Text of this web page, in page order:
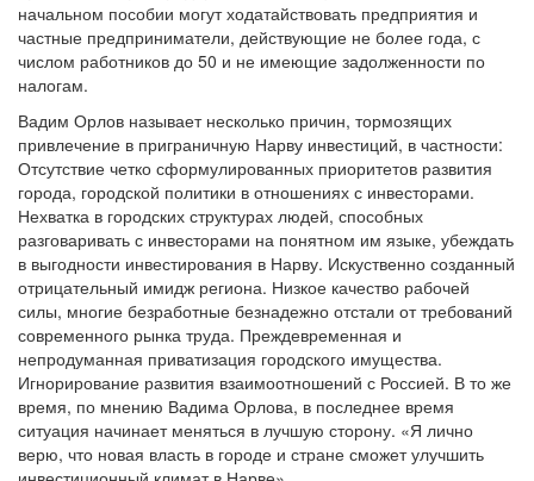
начальном пособии могут ходатайствовать предприятия и
частные предприниматели, действующие не более года, с
числом работников до 50 и не имеющие задолженности по
налогам.
Вадим Орлов называет несколько причин, тормозящих
привлечение в приграничную Нарву инвестиций, в частности:
Отсутствие четко сформулированных приоритетов развития
города, городской политики в отношениях с инвесторами.
Нехватка в городских структурах людей, способных
разговаривать с инвесторами на понятном им языке, убеждать
в выгодности инвестирования в Нарву. Искуственно созданный
отрицательный имидж региона. Низкое качество рабочей
силы, многие безработные безнадежно отстали от требований
современного рынка труда. Преждевременная и
непродуманная приватизация городского имущества.
Игнорирование развития взаимоотношений с Россией. В то же
время, по мнению Вадима Орлова, в последнее время
ситуация начинает меняться в лучшую сторону. «Я лично
верю, что новая власть в городе и стране сможет улучшить